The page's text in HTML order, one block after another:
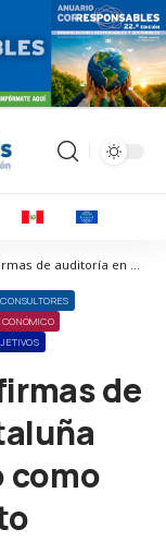
Corresponsables > Noticias > Ocho de cada diez firmas de auditoría en Cataluña sitúan el talento como principal reto
de
como